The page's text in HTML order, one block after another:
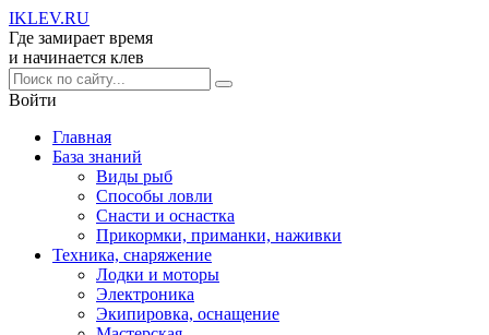
IKLEV.RU
Где замирает время
и начинается клев
Войти
Главная
База знаний
Виды рыб
Способы ловли
Снасти и оснастка
Прикормки, приманки, наживки
Техника, снаряжение
Лодки и моторы
Электроника
Экипировка, оснащение